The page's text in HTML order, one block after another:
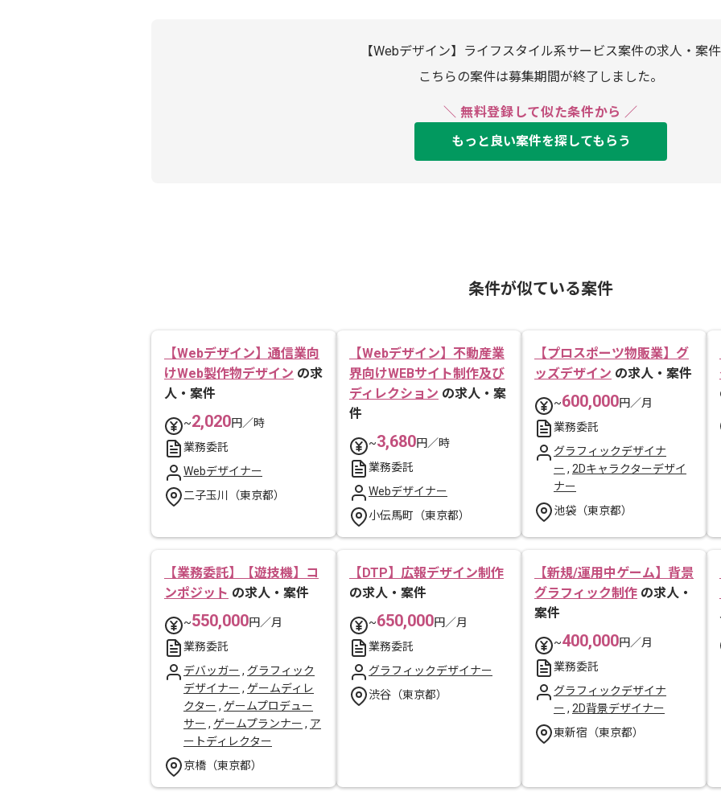
【Webデザイン】ライフスタイル系サービス案件の求人・案件
こちらの案件は募集期間が終了しました。
＼ 無料登録して似た条件から ／
もっと良い案件を探してもらう
条件が似ている案件
【Webデザイン】通信業向
けWeb製作物デザイン の求
人・案件
~2,020円／時
業務委託
Webデザイナー
二子玉川（東京都）
【Webデザイン】不動産業
界向けWEBサイト制作及び
ディレクション の求人・案
件
~3,680円／時
業務委託
Webデザイナー
小伝馬町（東京都）
【プロスポーツ物販業】グ
ッズデザイン の求人・案件
~600,000円／月
業務委託
グラフィックデザイナ
ー , 2Dキャラクターデザイ
ナー
池袋（東京都）
【業務委託】【遊技機】コ
ンポジット の求人・案件
~550,000円／月
業務委託
デバッガー , グラフィック
デザイナー , ゲームディレ
クター , ゲームプロデュー
サー , ゲームプランナー , ア
ートディレクター
京橋（東京都）
【DTP】広報デザイン制作
の求人・案件
~650,000円／月
業務委託
グラフィックデザイナー
渋谷（東京都）
【新規/運用中ゲーム】背景
グラフィック制作 の求人・
案件
~400,000円／月
業務委託
グラフィックデザイナ
ー , 2D背景デザイナー
東新宿（東京都）